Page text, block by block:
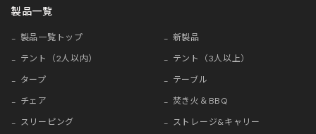
製品一覧
製品一覧トップ
新製品
テント（2人以内）
テント（3人以上）
タープ
テーブル
チェア
焚き火＆BBQ
スリーピング
ストレージ&キャリー